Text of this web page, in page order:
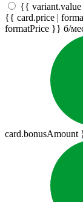
{{
{{ card.price |
formatPrice }} б/